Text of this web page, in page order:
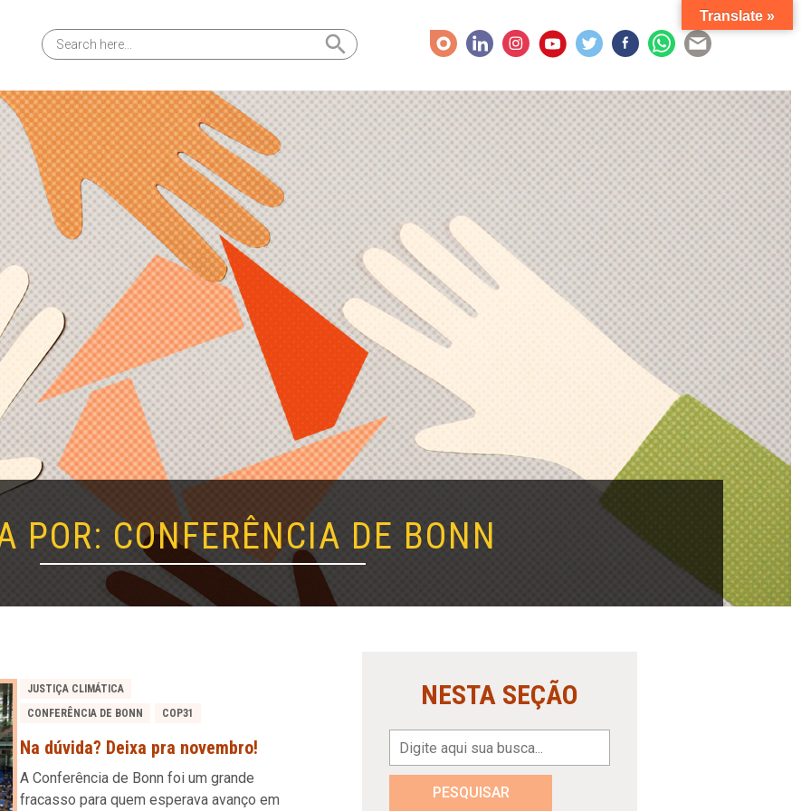
Search
for:
Search Button
POR: CONFERÊNCIA DE BONN
CONFERÊNCIA DE BONN COP31
JUSTIÇA CLIMÁTICA
Na dúvida? Deixa pra novembro!
A Conferência de Bonn foi um grande
fracasso para quem esperava avanço em
NESTA SEÇÃO
PESQUISAR
Translate »